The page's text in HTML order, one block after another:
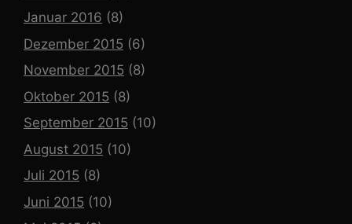
Januar 2016 (8)
Dezember 2015 (6)
November 2015 (8)
Oktober 2015 (8)
September 2015 (10)
August 2015 (10)
Juli 2015 (8)
Juni 2015 (10)